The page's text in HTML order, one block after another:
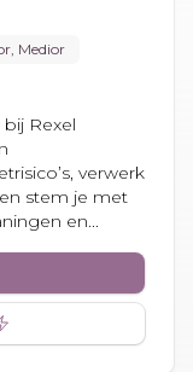
Medior
Rexel
verwerk
stem je met
en...